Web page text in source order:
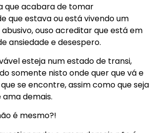
que acabara de tomar
que estava ou está vivendo um
ouso acreditar que está em
ansiedade e desespero.
esteja num estado de transi,
somente nisto onde quer que vá e
se encontre, assim como que seja
demais.
é mesmo?!